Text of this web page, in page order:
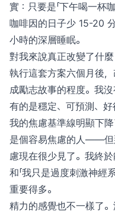
實：只要是「下午喝一杯
咖啡因的日子少 15-20
小時的深層睡眠。
對我來說真正改變了什麼
執行這套方案六個月後
成勵志故事的程度。我
有的是穩定、可預測、好
我的焦慮基準線明顯下
是個容易焦慮的人——但
慮現在很少見了。我終於
和「我只是過度刺激神經
重要得多。
精力的感覺也不一樣了